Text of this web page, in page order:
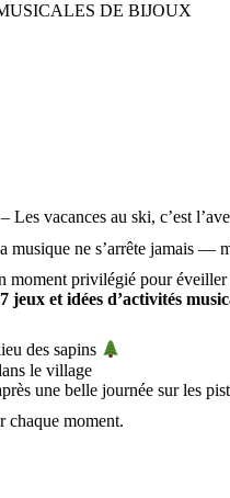
DE BIJOUX
EN
– Les vacances au ski, c’est
musique ne s’arrête jamais —
moment privilégié pour
7 jeux et idées d’activités
des sapins
le village
une belle journée sur les
chaque moment.